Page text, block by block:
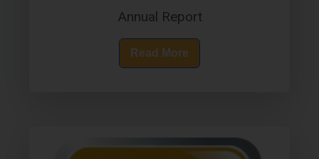
Annual Report
Read More